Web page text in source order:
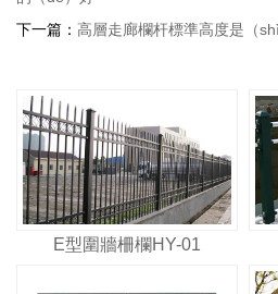
下一篇： 高層走廊欄杆標準高度是（
E型圍牆柵欄HY-01